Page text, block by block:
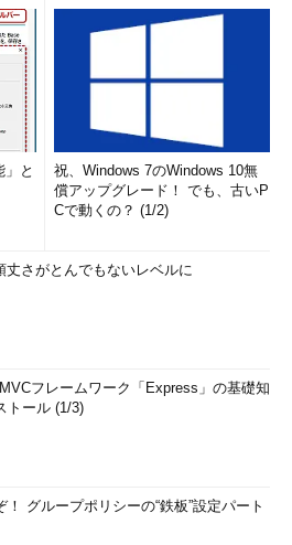
と
祝、Windows 7のWindows 10無
償アップグレード！ でも、古いP
Cで動くの？ (1/2)
丈さがとんでもないレベルに
フレームワーク「Express」の基礎知
トール (1/3)
！ グループポリシーの“鉄板”設定パート